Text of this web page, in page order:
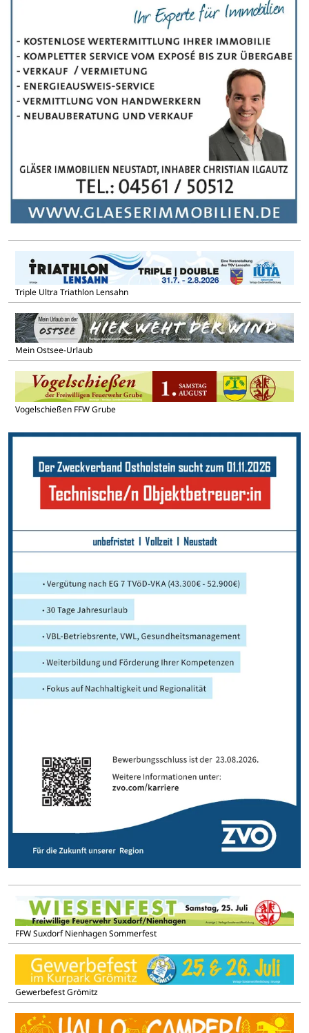
Triple Ultra Triathlon Lensahn
Mein Ostsee-Urlaub
Vogelschießen FFW Grube
FFW Suxdorf Nienhagen Sommerfest
Gewerbefest Grömitz